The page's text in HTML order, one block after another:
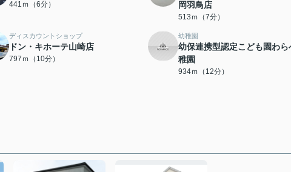
441ｍ（6分）
岡羽鳥店
513ｍ（7分）
ディスカウントショップ
ドン・キホーテ山崎店
797ｍ（10分）
幼稚園
幼保連携型認定こども園わら
稚園
934ｍ（12分）